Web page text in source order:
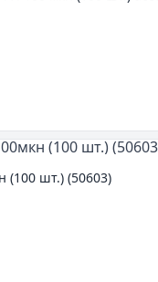
(100 шт.) (50603)